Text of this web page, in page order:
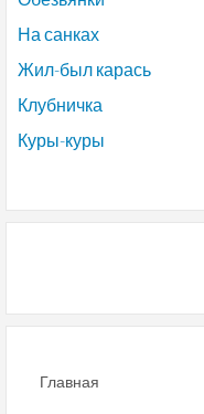
На санках
Жил-был карась
Клубничка
Куры-куры
Главная